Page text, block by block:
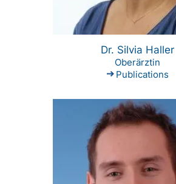
Dr. Silvia Haller
Oberärztin
Publications